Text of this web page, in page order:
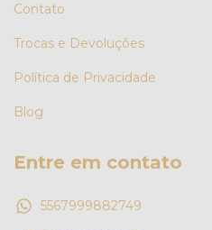
Contato
Trocas e Devoluções
Política de Privacidade
Blog
Entre em contato
5567999882749